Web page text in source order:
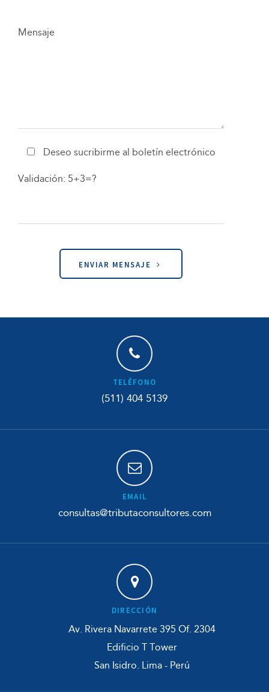
Deseo sucribirme al boletín electrónico
Validación: 5+3=?
ENVIAR MENSAJE
TELÉFONO
(511) 404 5139
EMAIL
consultas@tributaconsultores.com
DIRECCIÓN
Av. Rivera Navarrete 395 Of. 2304
Edificio T Tower
San Isidro. Lima - Perú